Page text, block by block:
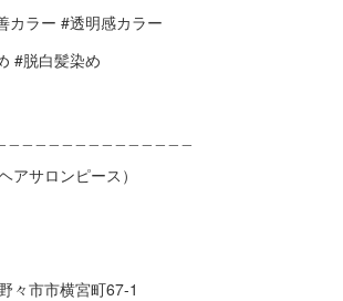
カラー #透明感カラー
#脱白髪染め
ヘアサロンピース）
々市市横宮町67-1